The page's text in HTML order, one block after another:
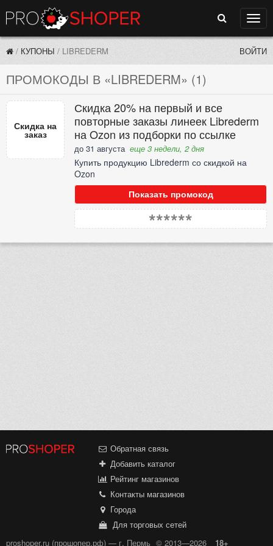
Поиск
/ КУПОНЫ / LIBREDERM ВОЙТИ
ПРОМОКОДЫ В «LIBREDERM» (1)
Скидка на
заказ
Скидка 20% на первый и все
повторные заказы линеек Librederm
на Ozon из подборки по ссылке
до 31 августа еще 3 недели, 2 дня
Купить продукцию Librederm со скидкой на
Ozon
Показать промокод
******
Обратная связь
Добавить каталог
Рейтинг магазинов
Контакты магазинов
Города
Для торговых сетей
proshoper.ru (прошопер.рф) — г. Пермь © 2013—2026 18+